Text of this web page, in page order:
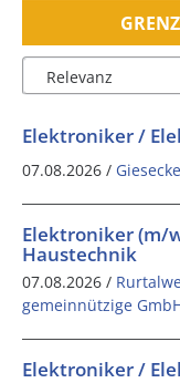
Elektroniker /
07.08.2026 /
Elektroniker (m/
Haustechnik
07.08.2026 /
gemeinnützige
Elektroniker /